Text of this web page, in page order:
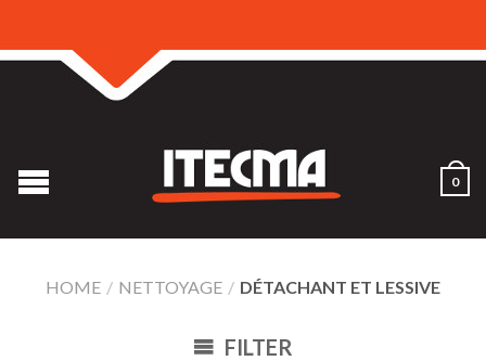
0
HOME / NETTOYAGE / DÉTACHANT ET LESSIVE
FILTER